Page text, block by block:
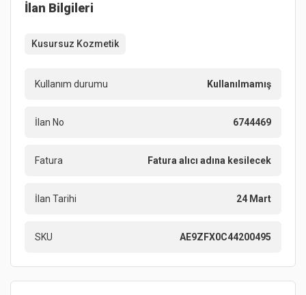
İlan Bilgileri
Kusursuz Kozmetik
Kullanım durumu Kullanılmamış
İlan No 6744469
Fatura Fatura alıcı adına kesilecek
İlan Tarihi 24 Mart
SKU AE9ZFX0C44200495